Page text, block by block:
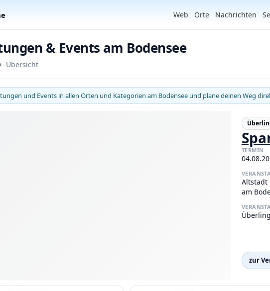
Web Orte Nachrichten
& Events am Bodensee
Übersicht
und Events in allen Orten und Kategorien am Bodensee und plane deinen Weg
TERMIN
Altstadt
am
zur